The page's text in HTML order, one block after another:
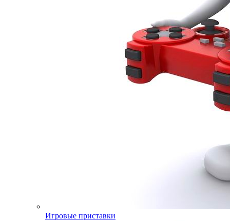
Игровые приставки